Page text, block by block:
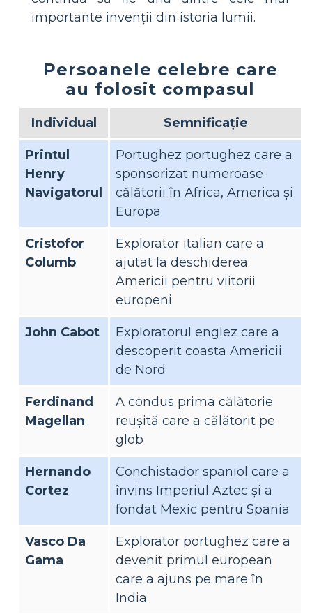
importante invenții din istoria lumii.
Persoanele celebre care
au folosit compasul
Individual Semnificaţie
Printul
Henry
Navigatorul
Portughez portughez care a
sponsorizat numeroase
călătorii în Africa, America și
Europa
Cristofor
Columb
Explorator italian care a
ajutat la deschiderea
Americii pentru viitorii
europeni
John Cabot
Exploratorul englez care a
descoperit coasta Americii
de Nord
Ferdinand
Magellan
A condus prima călătorie
reușită care a călătorit pe
glob
Hernando
Cortez
Conchistador spaniol care a
învins Imperiul Aztec și a
fondat Mexic pentru Spania
Vasco Da
Gama
Explorator portughez care a
devenit primul european
care a ajuns pe mare în
India